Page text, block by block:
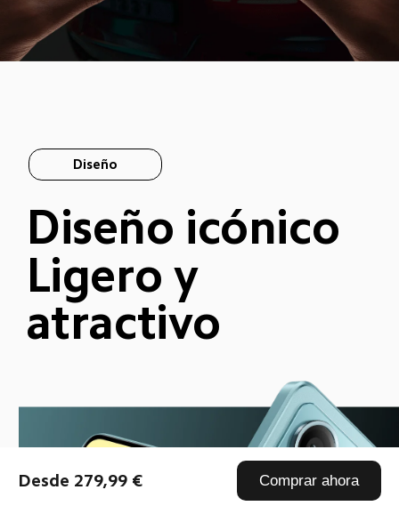
Desde 279,99 € Comprar ahora
Diseño
Diseño icónico
Ligero y
atractivo